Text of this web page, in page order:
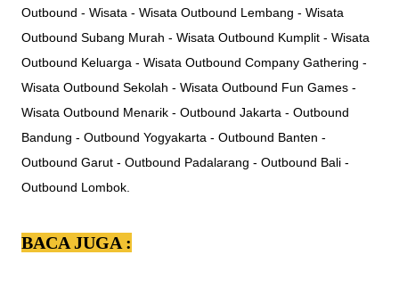
Outbound - Wisata - Wisata Outbound Lembang - Wisata
Outbound Subang Murah - Wisata Outbound Kumplit - Wisata
Outbound Keluarga - Wisata Outbound Company Gathering -
Wisata Outbound Sekolah - Wisata Outbound Fun Games -
Wisata Outbound Menarik - Outbound Jakarta - Outbound
Bandung - Outbound Yogyakarta - Outbound Banten -
Outbound Garut - Outbound Padalarang - Outbound Bali -
Outbound Lombok.
BACA JUGA :